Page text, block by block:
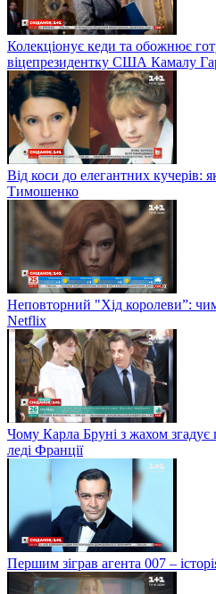
Колекціонує кеди та обожнює
віцепрезидентку США Камалу
Від коси до елегантних кучерів:
Тимошенко
Неповторний "Хід королеви”:
Netflix
Чому Карла Бруні з жахом
леді Франції
Першим зіграв агента 007 –